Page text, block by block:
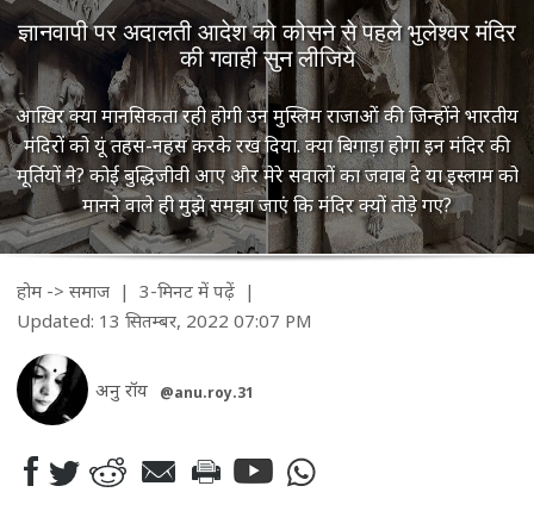
ज्ञानवापी पर अदालती आदेश को कोसने से पहले भुलेश्वर मंदिर
की गवाही सुन लीजिये
आख़िर क्या मानसिकता रही होगी उन मुस्लिम राजाओं की जिन्होंने भारतीय
मंदिरों को यूं तहस-नहस करके रख दिया. क्या बिगाड़ा होगा इन मंदिर की
मूर्तियों ने? कोई बुद्धिजीवी आए और मेरे सवालों का जवाब दे या इस्लाम को
मानने वाले ही मुझे समझा जाएं कि मंदिर क्यों तोड़े गए?
होम-> समाज | 3-मिनट में पढ़ें |
Updated: 13 सितम्बर, 2022 07:07 PM
अनु रॉय @anu.roy.31